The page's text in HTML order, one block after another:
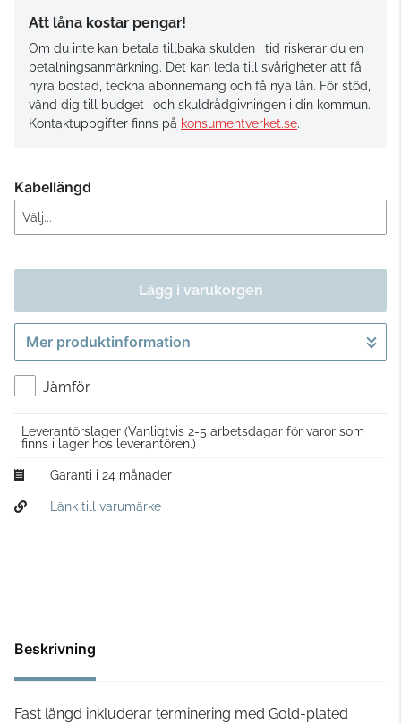
Att låna kostar pengar!
Om du inte kan betala tillbaka skulden i tid riskerar du en
betalningsanmärkning. Det kan leda till svårigheter att få
hyra bostad, teckna abonnemang och få nya lån. För stöd,
vänd dig till budget- och skuldrådgivningen i din kommun.
Kontaktuppgifter finns på konsumentverket.se.
Kabellängd
Lägg i varukorgen
Gå till kassan
Mer produktinformation
Jämför
Leverantörslager (Vanligtvis 2-5 arbetsdagar för varor som
finns i lager hos leverantören.)
Garanti i 24 månader
Länk till varumärke
Beskrivning
Fast längd inkluderar terminering med Gold-plated